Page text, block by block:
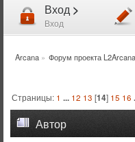
Вход >
Вход
Arcana» Форум проекта
Страницы: 1 ... 12 13 [14] 15 16
Автор